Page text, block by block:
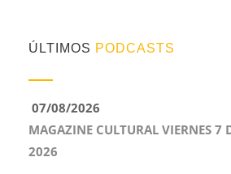
ÚLTIMOS PODCASTS
07/08/2026
MAGAZINE CULTURAL VIERNES 7
2026